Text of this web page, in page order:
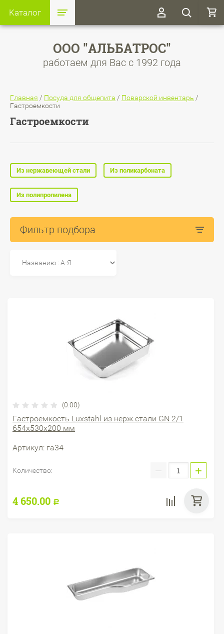
Каталог
ООО "АЛЬБАТРОС"
работаем для Вас с 1992 года
Главная / Посуда для общепита / Поварской инвентарь /
Гастроемкости
Гастроемкости
Из нержавеющей стали Из поликарбоната
Из полипропилена
Фильтр подбора
(0.00)
Гастроемкость Luxstahl из нерж.стали GN 2/1
654х530х200 мм
Артикул: га34
Количество: +
4 650.00 Р